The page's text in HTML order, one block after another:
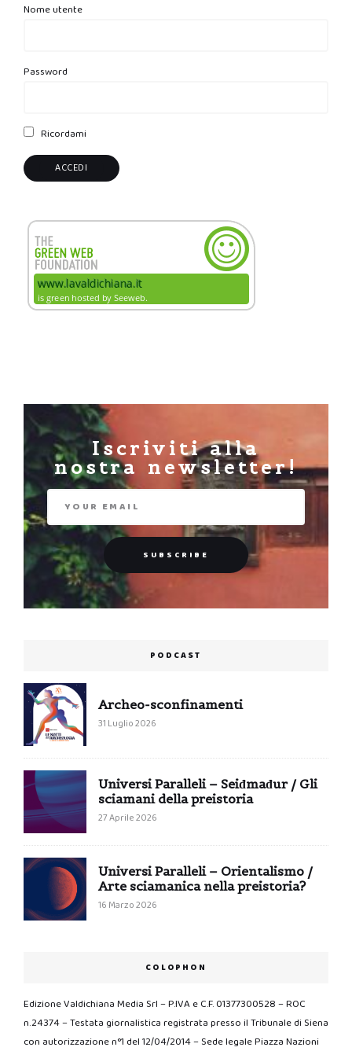
Nome utente
Password
Ricordami
Iscriviti alla
nostra newsletter!
PODCAST
Archeo-sconfinamenti
31 Luglio 2026
Universi Paralleli – Seiđmađur / Gli
sciamani della preistoria
27 Aprile 2026
Universi Paralleli – Orientalismo /
Arte sciamanica nella preistoria?
16 Marzo 2026
COLOPHON
Edizione Valdichiana Media Srl – P.IVA e C.F. 01377300528 – ROC
n.24374 – Testata giornalistica registrata presso il Tribunale di Siena
con autorizzazione n°1 del 12/04/2014 – Sede legale Piazza Nazioni